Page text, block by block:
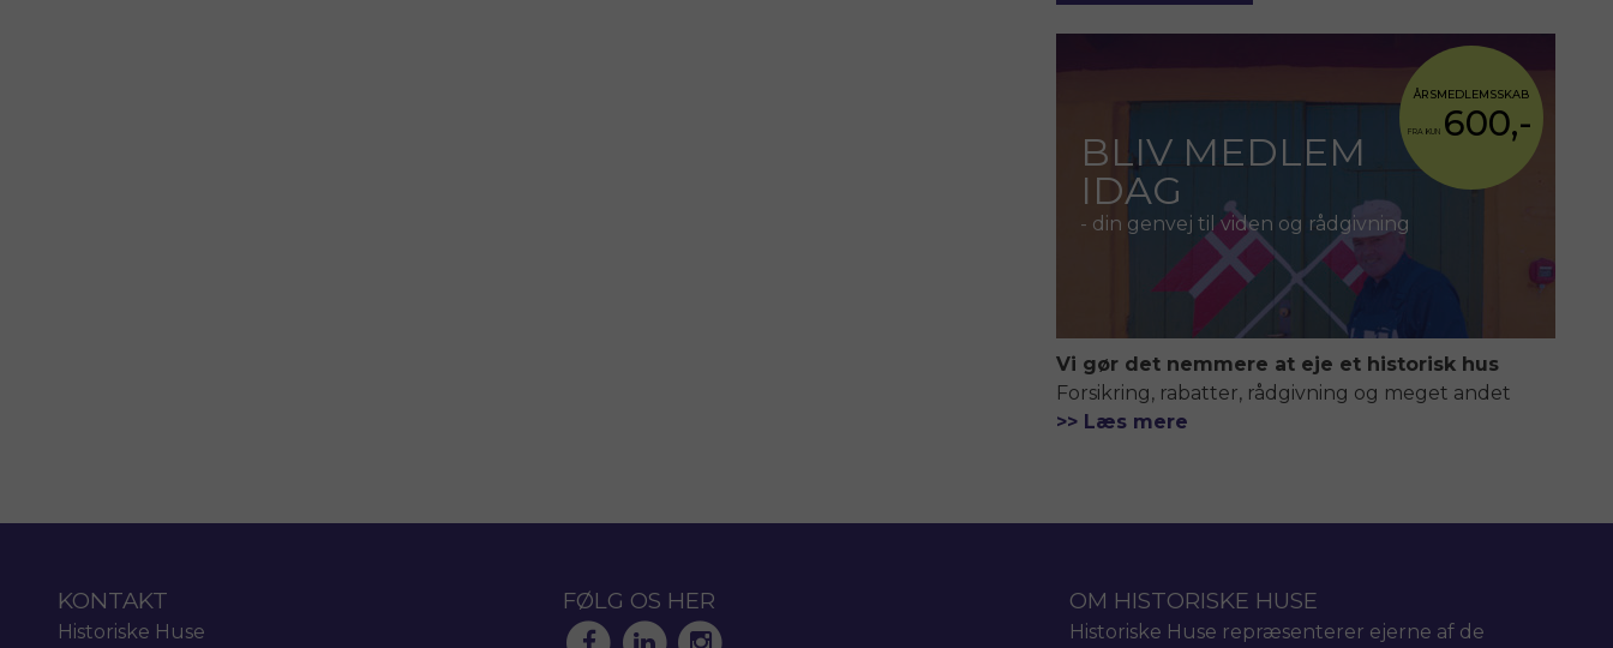
BLIV MEDLEM
IDAG
- din genvej til viden og rådgivning
ÅRSMEDLEMSSKAB
FRA KUN 600,-
Vi gør det nemmere at eje et historisk hus
Forsikring, rabatter, rådgivning og meget andet
>> Læs mere
KONTAKT
Historiske Huse
FØLG OS HER OM HISTORISKE HUSE
Historiske Huse repræsenterer ejerne af de